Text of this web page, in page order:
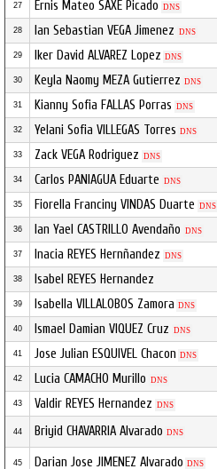
27 Ernis Mateo SAXE Picado DNS
28 Ian Sebastian VEGA Jimenez DNS
29 Iker David ALVAREZ Lopez DNS
30 Keyla Naomy MEZA Gutierrez DNS
31 Kianny Sofia FALLAS Porras DNS
32 Yelani Sofia VILLEGAS Torres DNS
33 Zack VEGA Rodriguez DNS
34 Carlos PANIAGUA Eduarte DNS
35 Fiorella Franciny VINDAS Duarte DNS
36 Ian Yael CASTRILLO Avendaño DNS
37 Inacia REYES Hernñandez DNS
38 Isabel REYES Hernandez
39 Isabella VILLALOBOS Zamora DNS
40 Ismael Damian VIQUEZ Cruz DNS
41 Jose Julian ESQUIVEL Chacon DNS
42 Lucia CAMACHO Murillo DNS
43 Valdir REYES Hernandez DNS
44 Briyid CHAVARRIA Alvarado DNS
45 Darian Jose JIMENEZ Alvarado DNS